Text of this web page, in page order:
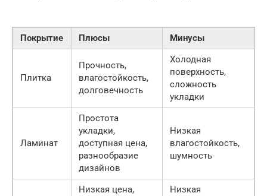
Покрытие Плюсы Минусы
Плитка
Прочность,
влагостойкость,
долговечность
Холодная
поверхность,
сложность
укладки
Ламинат
Простота
укладки,
доступная цена,
разнообразие
дизайнов
Низкая
влагостойкость,
шумность
Низкая цена,
Низкая